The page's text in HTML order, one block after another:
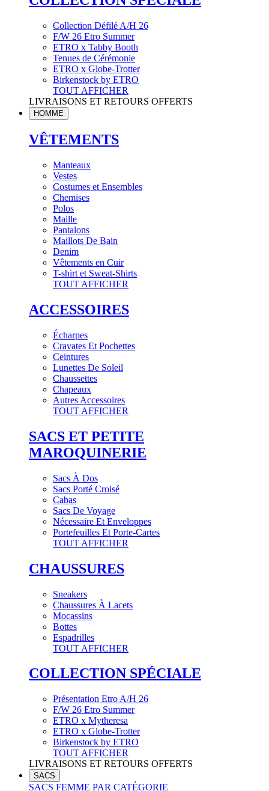
Collection Défilé A/H 26
F/W 26 Etro Summer
ETRO x Tabby Booth
Tenues de Cérémonie
ETRO x Globe-Trotter
Birkenstock by ETRO
TOUT AFFICHER
LIVRAISONS ET RETOURS OFFERTS
HOMME
VÊTEMENTS
Manteaux
Vestes
Costumes et Ensembles
Chemises
Polos
Maille
Pantalons
Maillots De Bain
Denim
Vêtements en Cuir
T-shirt et Sweat-Shirts
TOUT AFFICHER
ACCESSOIRES
Écharpes
Cravates Et Pochettes
Ceintures
Lunettes De Soleil
Chaussettes
Chapeaux
Autres Accessoires
TOUT AFFICHER
SACS ET PETITE
MAROQUINERIE
Sacs À Dos
Sacs Porté Croisé
Cabas
Sacs De Voyage
Nécessaire Et Enveloppes
Portefeuilles Et Porte-Cartes
TOUT AFFICHER
CHAUSSURES
Sneakers
Chaussures À Lacets
Mocassins
Bottes
Espadrilles
TOUT AFFICHER
COLLECTION SPÉCIALE
Présentation Etro A/H 26
F/W 26 Etro Summer
ETRO x Mytheresa
ETRO x Globe-Trotter
Birkenstock by ETRO
TOUT AFFICHER
LIVRAISONS ET RETOURS OFFERTS
SACS
SACS FEMME PAR CATÉGORIE